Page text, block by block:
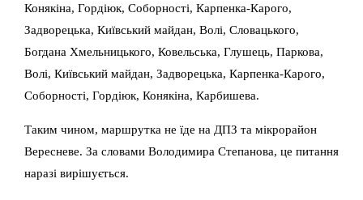
Конякіна, Гордіюк, Соборності, Карпенка-Карого,
Задворецька, Київський майдан, Волі, Словацького,
Богдана Хмельницького, Ковельська, Глушець, Паркова,
Волі, Київський майдан, Задворецька, Карпенка-Карого,
Соборності, Гордіюк, Конякіна, Карбишева.
Таким чином, маршрутка не їде на ДПЗ та мікрорайон
Вересневе. За словами Володимира Степанова, це питання
наразі вирішується.